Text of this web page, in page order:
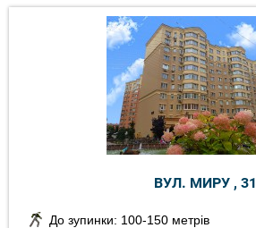
ВУЛ. МИРУ , 31
До зупинки: 100-150 метрів